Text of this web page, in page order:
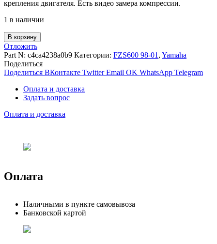
крепления двигателя. Есть видео замера компрессии.
1 в наличии
В корзину
Отложить
Part N: c4ca4238a0b9 Категории: FZS600 98-01 , Yamaha
Поделиться
Поделиться ВКонтакте Twitter Email OK WhatsApp Telegram
Оплата и доставка
Задать вопрос
Оплата и доставка
Оплата
Наличными в пункте самовывоза
Банковской картой